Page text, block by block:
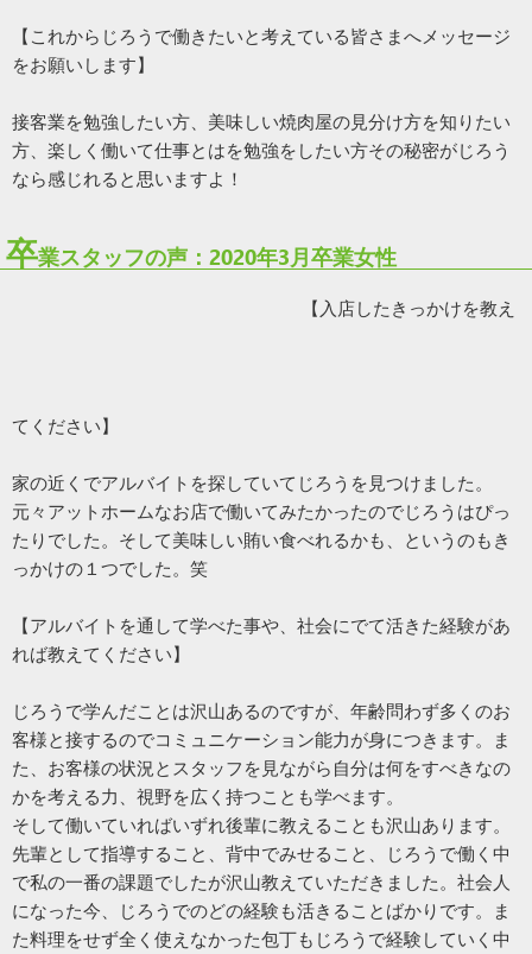
【これからじろうで働きたいと考えている皆さまへメッセージ
をお願いします】
接客業を勉強したい方、美味しい焼肉屋の見分け方を知りたい
方、楽しく働いて仕事とはを勉強をしたい方その秘密がじろう
なら感じれると思いますよ！
卒業スタッフの声：2020年3月卒業女性
【入店したきっかけを教え
てください】
家の近くでアルバイトを探していてじろうを見つけました。
元々アットホームなお店で働いてみたかったのでじろうはぴっ
たりでした。そして美味しい賄い食べれるかも、というのもき
っかけの１つでした。笑
【アルバイトを通して学べた事や、社会にでて活きた経験があ
れば教えてください】
じろうで学んだことは沢山あるのですが、年齢問わず多くのお
客様と接するのでコミュニケーション能力が身につきます。ま
た、お客様の状況とスタッフを見ながら自分は何をすべきなの
かを考える力、視野を広く持つことも学べます。
そして働いていればいずれ後輩に教えることも沢山あります。
先輩として指導すること、背中でみせること、じろうで働く中
で私の一番の課題でしたが沢山教えていただきました。社会人
になった今、じろうでのどの経験も活きることばかりです。ま
た料理をせず全く使えなかった包丁もじろうで経験していく中